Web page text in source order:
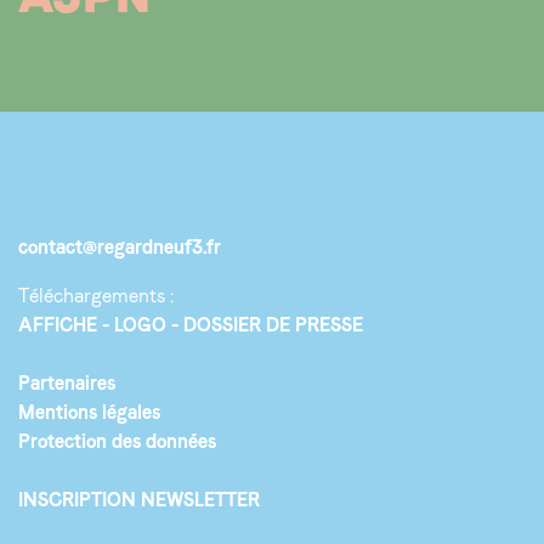
contact@regardneuf3.fr
Téléchargements :
AFFICHE
LOGO DOSSIER DE PRESSE
Partenaires
Mentions légales
Protection des données
INSCRIPTION NEWSLETTER